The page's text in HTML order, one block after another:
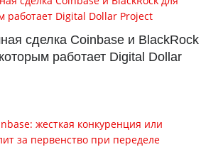
сделка Coinbase и BlackRock
работает Digital Dollar